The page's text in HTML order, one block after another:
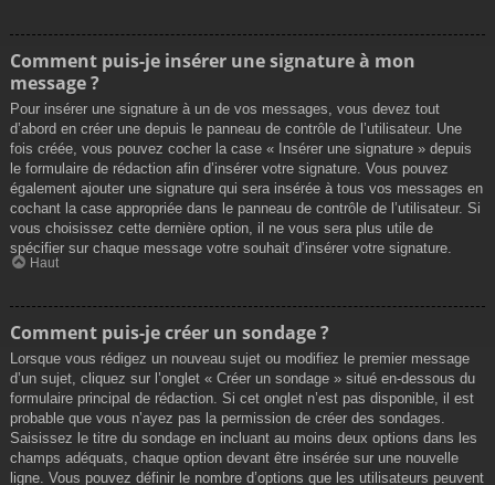
Comment puis-je insérer une signature à mon
message ?
Pour insérer une signature à un de vos messages, vous devez tout
d’abord en créer une depuis le panneau de contrôle de l’utilisateur. Une
fois créée, vous pouvez cocher la case « Insérer une signature » depuis
le formulaire de rédaction afin d’insérer votre signature. Vous pouvez
également ajouter une signature qui sera insérée à tous vos messages en
cochant la case appropriée dans le panneau de contrôle de l’utilisateur. Si
vous choisissez cette dernière option, il ne vous sera plus utile de
spécifier sur chaque message votre souhait d’insérer votre signature.
Haut
Comment puis-je créer un sondage ?
Lorsque vous rédigez un nouveau sujet ou modifiez le premier message
d’un sujet, cliquez sur l’onglet « Créer un sondage » situé en-dessous du
formulaire principal de rédaction. Si cet onglet n’est pas disponible, il est
probable que vous n’ayez pas la permission de créer des sondages.
Saisissez le titre du sondage en incluant au moins deux options dans les
champs adéquats, chaque option devant être insérée sur une nouvelle
ligne. Vous pouvez définir le nombre d’options que les utilisateurs peuvent